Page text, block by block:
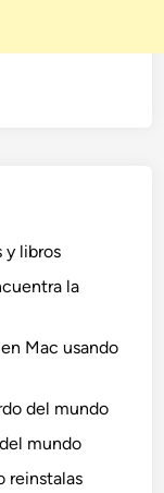
y libros
la
Mac usando
del mundo
mundo
reinstalas